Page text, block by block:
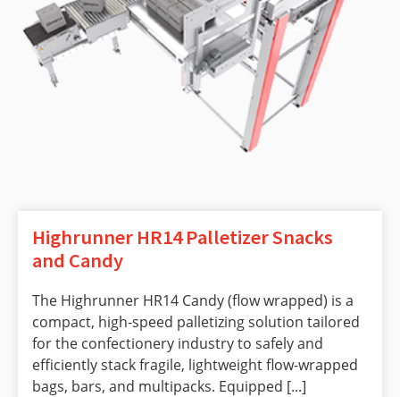
Highrunner HR14 Palletizer Snacks
and Candy
The Highrunner HR14 Candy (flow wrapped) is a
compact, high-speed palletizing solution tailored
for the confectionery industry to safely and
efficiently stack fragile, lightweight flow-wrapped
bags, bars, and multipacks. Equipped [...]